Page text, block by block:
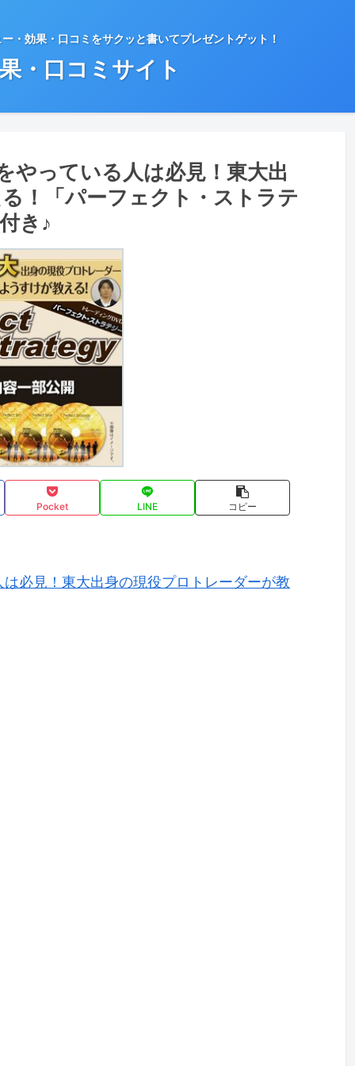
・効果・口コミをサクッと書いてプレゼントゲット！
・口コミサイト
やっている人は必見！東大出
！「パーフェクト・ストラテ
き♪
Pocket LINE コピー
必見！東大出身の現役プロトレーダーが教